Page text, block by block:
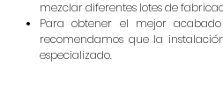
mezclar diferentes lotes de
Para obtener el mejor
recomendamos que la
especializado.